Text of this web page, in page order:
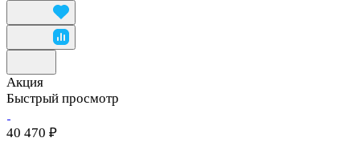
Акция
Быстрый просмотр
40 470 ₽